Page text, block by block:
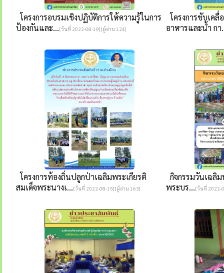
โครงการอบรมเชิงปฏิบัติการให้ความรู้ในการ
ป้องกันและ...[วันที่ 2022-08-19][ผู้อ่าน 124]
โครงการขับเค
อาหารและน้ำ กา
โครงการท้องถิ่นปลูกป่าเฉลิมพระเกียรติ
สมเด็จพระนางเ...[วันที่ 2022-08-15][ผู้อ่าน 163]
กิจกรรมวันเฉลิ
พระบร...[วันที่ 2022-